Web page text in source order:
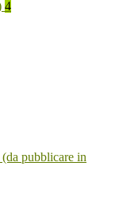
4
pubblicare in